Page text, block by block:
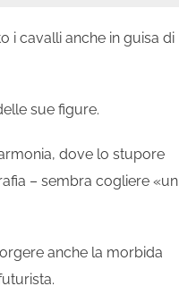
i cavalli anche in guisa di
sue figure.
dove lo stupore
– sembra cogliere «un
anche la morbida